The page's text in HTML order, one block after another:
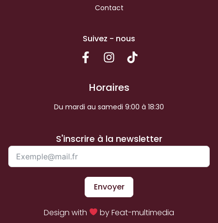
Contact
Suivez - nous
Horaires
Du mardi au samedi 9:00 à 18:30
S'inscrire à la newsletter
Envoyer
Design with by Feat-multimedia